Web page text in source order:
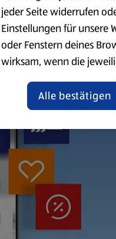
jeder Seite widerrufen
Einstellungen für unsere
oder Fenstern deines
wirksam, wenn die
aktualisiert oder
Datenschutzerklärung zur
Übersicht der
Alle bestätigen